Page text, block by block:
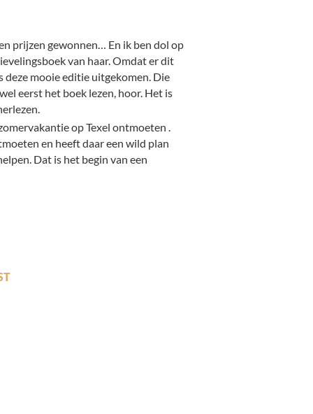
prijzen gewonnen… En ik ben dol op
van haar. Omdat er dit
deze mooie editie uitgekomen. Die
eerst het boek lezen, hoor. Het is
op Texel ontmoeten .
en heeft daar een wild plan
Dat is het begin van een